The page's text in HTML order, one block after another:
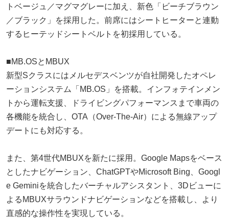
トベージュ／マグマグレーに加え、新色「ビーチブラウン
／ブラック」を採用した。前席にはシートヒーターと連動
するヒーテッドシートベルトを初採用している。
■MB.OSとMBUX
新型Sクラスにはメルセデスベンツが自社開発したオペレ
ーションシステム「MB.OS」を搭載。インフォテインメン
トから運転支援、ドライビングパフォーマンスまで車両の
各機能を統合し、OTA（Over-The-Air）による無線アップ
デートにも対応する。
また、第4世代MBUXを新たに採用。Google Mapsをベース
としたナビゲーション、ChatGPTやMicrosoft Bing、Googl
e Geminiを統合したバーチャルアシスタント、3Dビューに
よるMBUXサラウンドナビゲーションなどを搭載し、より
直感的な操作性を実現している。